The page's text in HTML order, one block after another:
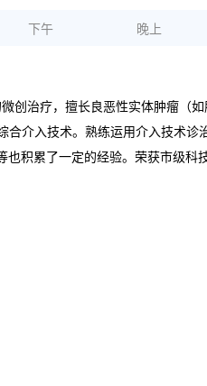
下午 晚上
创治疗，擅长良恶性实体肿瘤（
介入技术。熟练运用介入技术
积累了一定的经验。荣获市级科